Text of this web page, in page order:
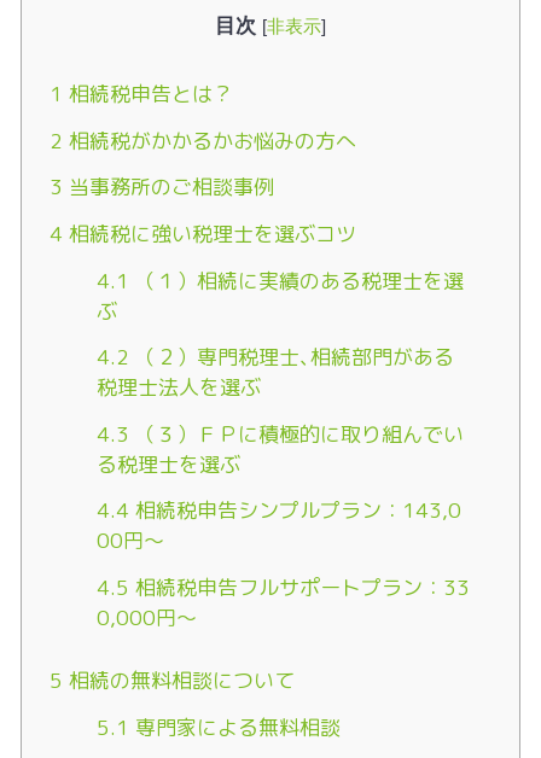
目次 [非表示]
1 相続税申告とは？
2 相続税がかかるかお悩みの方へ
3 当事務所のご相談事例
4 相続税に強い税理士を選ぶコツ
4.1
（１）相続に実績のある税理士を選
ぶ
4.2 （２）専門税理士､相続部門がある
税理士法人を選ぶ
4.3
（３）ＦＰに積極的に取り組んでい
る税理士を選ぶ
4.4 相続税申告シンプルプラン：143,0
00円～
4.5 相続税申告フルサポートプラン：33
0,000円～
5 相続の無料相談について
5.1 専門家による無料相談